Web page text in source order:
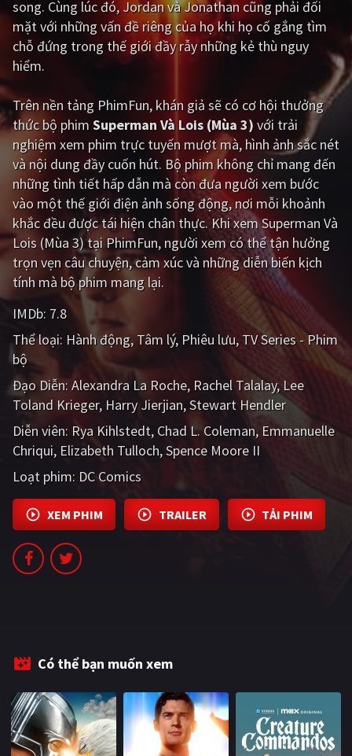
Giật gân Gia đình
Bí ẩn Lịch sử
GameShow DramaTV
QUỐC GIA
Âu - Mỹ Trung Quốc - Hồng Kông
Hàn Quốc Nhật Bản
Ấn Độ Việt Nam
Tổng hợp
CẬP NHẬT
PHIM MỚI
PHIM BỘ
PHIM LẺ
PHIM CHIẾU RẠP
BLOG
song. Cùng lúc đó, Jordan và Jonathan cũng phải đối
mặt với những vấn đề riêng của họ khi họ cố gắng tìm
chỗ đứng trong thế giới đầy rẫy những kẻ thù nguy
hiểm.
Trên nền tảng PhimFun, khán giả sẽ có cơ hội thưởng
thức bộ phim Superman Và Lois (Mùa 3) với trải
nghiệm xem phim trực tuyến mượt mà, hình ảnh sắc nét
và nội dung đầy cuốn hút. Bộ phim không chỉ mang đến
những tình tiết hấp dẫn mà còn đưa người xem bước
vào một thế giới điện ảnh sống động, nơi mỗi khoảnh
khắc đều được tái hiện chân thực. Khi xem Superman Và
Lois (Mùa 3) tại PhimFun, người xem có thể tận hưởng
trọn vẹn câu chuyện, cảm xúc và những diễn biến kịch
tính mà bộ phim mang lại.
IMDb: 7.8
Thể loại: Hành động Tâm lý Phiêu lưu TV Series - Phim
bộ
Đạo Diễn:Alexandra La Roche Rachel Talalay Lee
Toland Krieger Harry Jierjian Stewart Hendler
Diễn viên: Rya Kihlstedt Chad L. Coleman Emmanuelle
Chriqui Elizabeth Tulloch Spence Moore II
Loạt phim: DC Comics
XEM PHIM TRAILER TẢI PHIM
Có thể bạn muốn xem